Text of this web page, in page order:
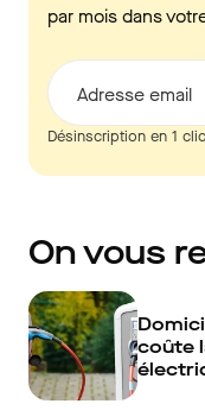
par mois dans
Adresse email
Désinscription en 1
On vous
coûte